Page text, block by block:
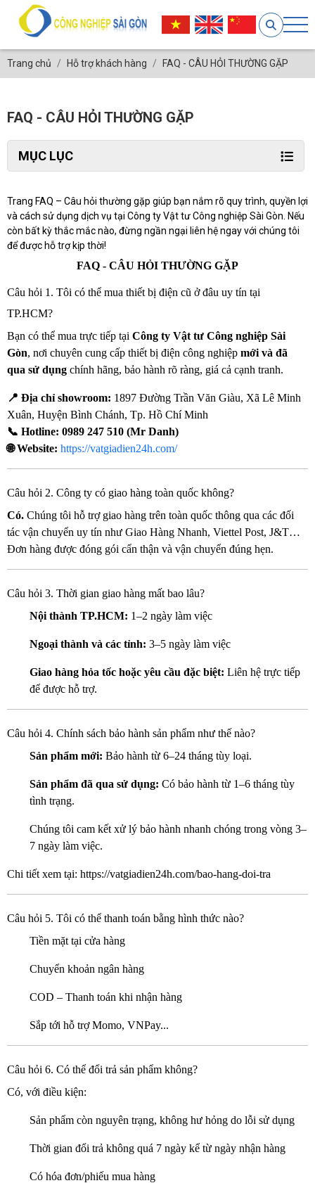
Trang chủ Hỗ trợ khách hàng FAQ - CÂU HỎI THƯỜNG GẶP
FAQ - CÂU HỎI THƯỜNG GẶP
MỤC LỤC
Trang FAQ – Câu hỏi thường gặp giúp bạn nắm rõ quy trình, quyền lợi
và cách sử dụng dịch vụ tại Công ty Vật tư Công nghiệp Sài Gòn. Nếu
còn bất kỳ thắc mắc nào, đừng ngần ngại liên hệ ngay với chúng tôi
để được hỗ trợ kịp thời!
FAQ - CÂU HỎI THƯỜNG GẶP
Câu hỏi 1. Tôi có thể mua thiết bị điện cũ ở đâu uy tín tại
TP.HCM?
Bạn có thể mua trực tiếp tại Công ty Vật tư Công nghiệp Sài
Gòn, nơi chuyên cung cấp thiết bị điện công nghiệp mới và đã
qua sử dụng chính hãng, bảo hành rõ ràng, giá cả cạnh tranh.
📍 Địa chỉ showroom: 1897 Đường Trần Văn Giàu, Xã Lê Minh
Xuân, Huyện Bình Chánh, Tp. Hồ Chí Minh
📞 Hotline: 0989 247 510 (Mr Danh)
🌐 Website: https://vatgiadien24h.com/
Câu hỏi 2. Công ty có giao hàng toàn quốc không?
Có. Chúng tôi hỗ trợ giao hàng trên toàn quốc thông qua các đối
tác vận chuyển uy tín như Giao Hàng Nhanh, Viettel Post, J&T…
Đơn hàng được đóng gói cẩn thận và vận chuyển đúng hẹn.
Câu hỏi 3. Thời gian giao hàng mất bao lâu?
Nội thành TP.HCM: 1–2 ngày làm việc
Ngoại thành và các tỉnh: 3–5 ngày làm việc
Giao hàng hỏa tốc hoặc yêu cầu đặc biệt: Liên hệ trực tiếp
để được hỗ trợ.
Câu hỏi 4. Chính sách bảo hành sản phẩm như thế nào?
Sản phẩm mới: Bảo hành từ 6–24 tháng tùy loại.
Sản phẩm đã qua sử dụng: Có bảo hành từ 1–6 tháng tùy
tình trạng.
Chúng tôi cam kết xử lý bảo hành nhanh chóng trong vòng 3–
7 ngày làm việc.
Chi tiết xem tại: https://vatgiadien24h.com/bao-hang-doi-tra
Câu hỏi 5. Tôi có thể thanh toán bằng hình thức nào?
Tiền mặt tại cửa hàng
Chuyển khoản ngân hàng
COD – Thanh toán khi nhận hàng
Sắp tới hỗ trợ Momo, VNPay...
Câu hỏi 6. Có thể đổi trả sản phẩm không?
Có, với điều kiện:
Sản phẩm còn nguyên trạng, không hư hỏng do lỗi sử dụng
Thời gian đổi trả không quá 7 ngày kể từ ngày nhận hàng
Có hóa đơn/phiếu mua hàng